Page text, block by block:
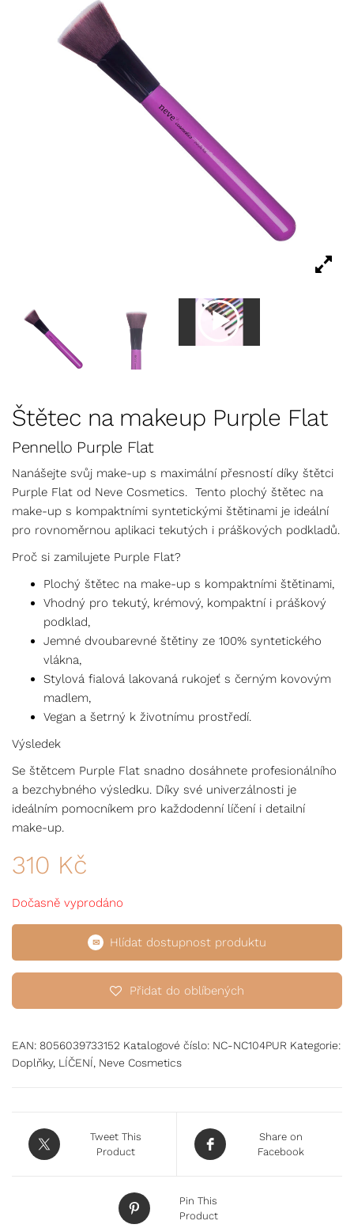
Štětec na makeup Purple Flat
Pennello Purple Flat
Nanášejte svůj make-up s maximální přesností díky štětci
Purple Flat od Neve Cosmetics. Tento plochý štětec na
make-up s kompaktními syntetickými štětinami je ideální
pro rovnoměrnou aplikaci tekutých i práškových podkladů.
Proč si zamilujete Purple Flat?
Plochý štětec na make-up s kompaktními štětinami,
Vhodný pro tekutý, krémový, kompaktní i práškový
podklad,
Jemné dvoubarevné štětiny ze 100% syntetického
vlákna,
Stylová fialová lakovaná rukojeť s černým kovovým
madlem,
Vegan a šetrný k životnímu prostředí.
Výsledek
Se štětcem Purple Flat snadno dosáhnete profesionálního
a bezchybného výsledku. Díky své univerzálnosti je
ideálním pomocníkem pro každodenní líčení i detailní
make-up.
310 Kč
Dočasně vyprodáno
Hlídat dostupnost produktu
Přidat do oblíbených
EAN: 8056039733152 Katalogové číslo: NC-NC104PUR Kategorie:
Doplňky, LÍČENÍ, Neve Cosmetics
Tweet This
Product
Share on
Facebook
Pin This
Product